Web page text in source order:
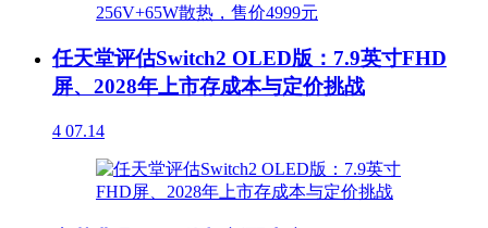
任天堂评估Switch2 OLED版：7.9英寸FHD
屏、2028年上市存成本与定价挑战
4 07.14